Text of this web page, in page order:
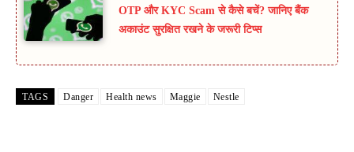
OTP और KYC Scam से कैसे बचें? जानिए बैंक
अकाउंट सुरक्षित रखने के जरूरी टिप्स
TAGS Danger Health news Maggie Nestle